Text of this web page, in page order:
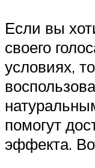
Если вы
своего
условиях,
помогут
эффекта.